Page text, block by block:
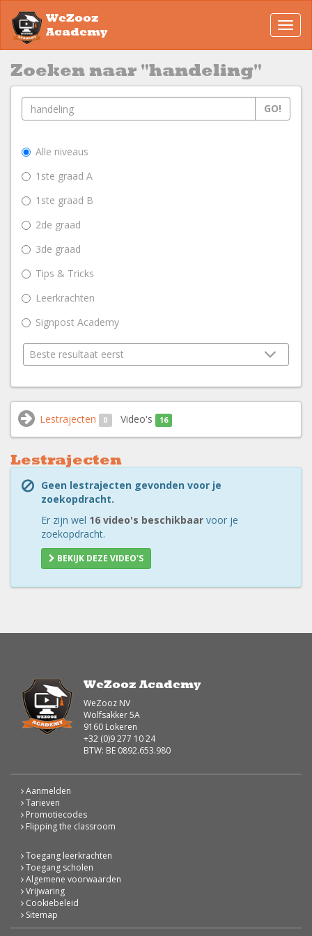
WeZooz
Academy
Zoeken naar "handeling"
GO!
Alle niveaus
1ste graad A
1ste graad B
2de graad
3de graad
Tips & Tricks
Leerkrachten
Signpost Academy
Lestrajecten 0 Video's 16
Lestrajecten
Geen lestrajecten gevonden voor je
zoekopdracht.
Er zijn wel 16 video's beschikbaar voor je
zoekopdracht.
BEKIJK DEZE VIDEO'S
WeZooz Academy
WeZooz NV
Wolfsakker 5A
9160 Lokeren
+32 (0)9 277 10 24
BTW: BE 0892.653.980
Aanmelden
Tarieven
Promotiecodes
Flipping the classroom
Toegang leerkrachten
Toegang scholen
Algemene voorwaarden
Vrijwaring
Cookiebeleid
Sitemap